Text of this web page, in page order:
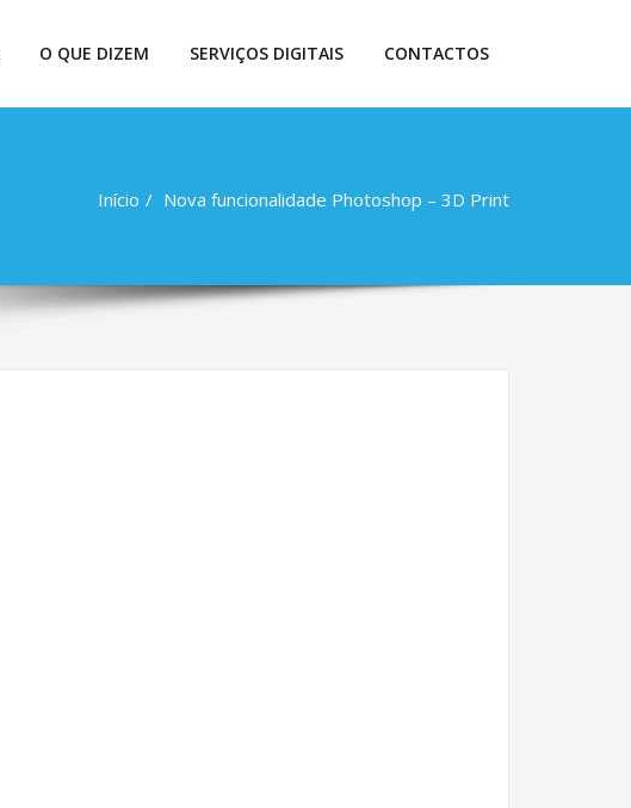
O QUE DIZEM SERVIÇOS DIGITAIS CONTACTOS
Início Nova funcionalidade Photoshop – 3D Print